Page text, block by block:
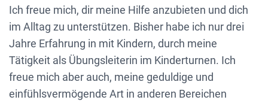
Ich freue mich, dir meine Hilfe anzubieten und dich
im Alltag zu unterstützen. Bisher habe ich nur drei
Jahre Erfahrung in mit Kindern, durch meine
Tätigkeit als Übungsleiterin im Kinderturnen. Ich
freue mich aber auch, meine geduldige und
einfühlsvermögende Art in anderen Bereichen